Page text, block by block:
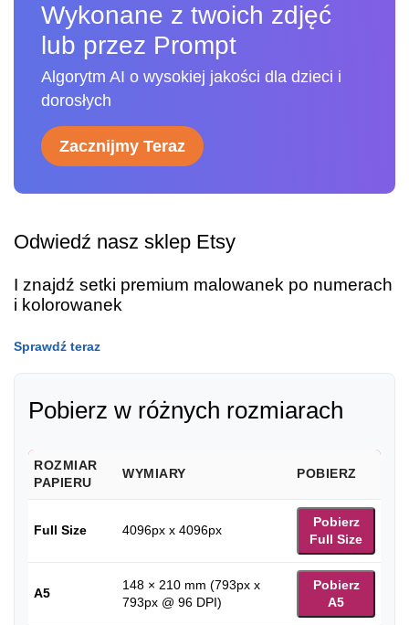
Wykonane z twoich zdjęć
lub przez Prompt
Algorytm AI o wysokiej jakości dla dzieci i
dorosłych
Zacznijmy Teraz
Odwiedź nasz sklep Etsy
I znajdź setki premium malowanek po numerach
i kolorowanek
Sprawdź teraz
Pobierz w różnych rozmiarach
ROZMIAR
PAPIERU
WYMIARY POBIERZ
Full Size 4096px x 4096px
Pobierz
Full Size
A5
148 × 210 mm (793px x
793px @ 96 DPI)
Pobierz
A5